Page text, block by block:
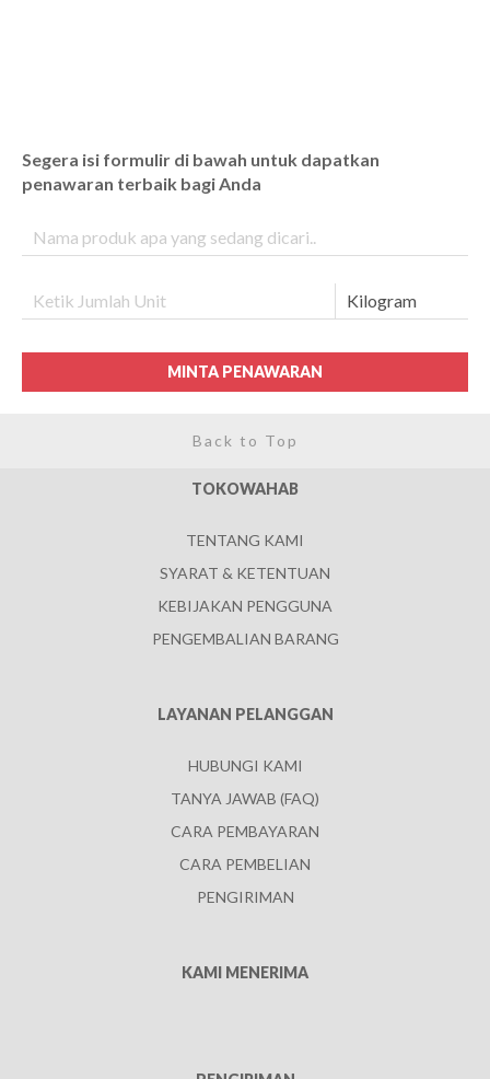
Segera isi formulir di bawah untuk dapatkan
penawaran terbaik bagi Anda
MINTA PENAWARAN
Back to Top
TOKOWAHAB
TENTANG KAMI
SYARAT & KETENTUAN
KEBIJAKAN PENGGUNA
PENGEMBALIAN BARANG
LAYANAN PELANGGAN
HUBUNGI KAMI
TANYA JAWAB (FAQ)
CARA PEMBAYARAN
CARA PEMBELIAN
PENGIRIMAN
KAMI MENERIMA